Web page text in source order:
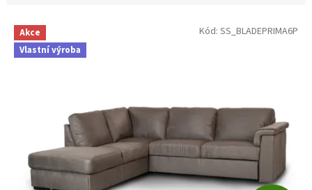
pV
p
Akce
Vlastní výroba
Kód: SS_BLADEPRIMA6P